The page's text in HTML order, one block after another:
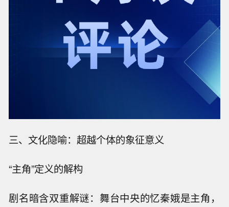
三、文化隐喻：超越个体的象征意义
“主角”定义的解构
剧名暗含双重解谜：舞台中央的忆秦娥是主角，